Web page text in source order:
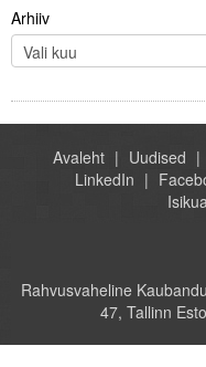
Arhiiv
Avaleht Uudised
LinkedIn
Rahvusvaheline
47, Tallinn